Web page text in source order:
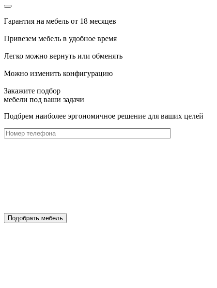
Гарантия на мебель от 18 месяцев
Привезем мебель в удобное время
Легко можно вернуть или обменять
Можно изменить конфигурацию
Закажите подбор
мебели под ваши задачи
Подбрем наиболее эргономичное решение для ваших целей
Подобрать мебель